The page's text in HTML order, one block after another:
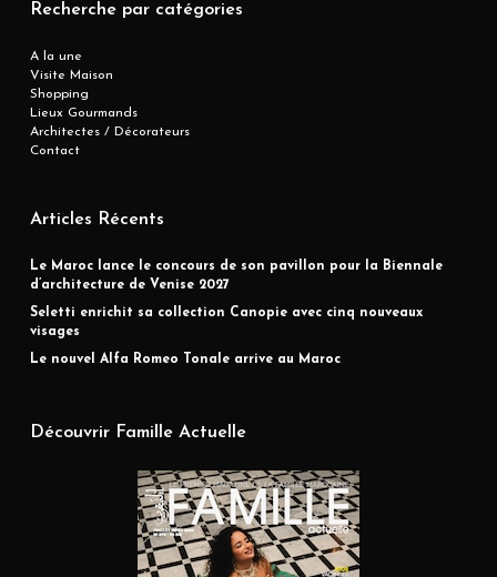
Recherche par catégories
A la une
Visite Maison
Shopping
Lieux Gourmands
Architectes / Décorateurs
Contact
Articles Récents
Le Maroc lance le concours de son pavillon pour la Biennale
d’architecture de Venise 2027
Seletti enrichit sa collection Canopie avec cinq nouveaux
visages
Le nouvel Alfa Romeo Tonale arrive au Maroc
Découvrir Famille Actuelle